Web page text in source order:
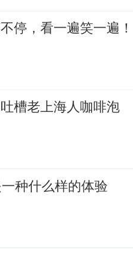
停，看一遍笑一遍！
槽老上海人咖啡泡
种什么样的体验